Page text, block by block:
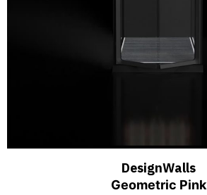
DesignWalls
Geometric Pink